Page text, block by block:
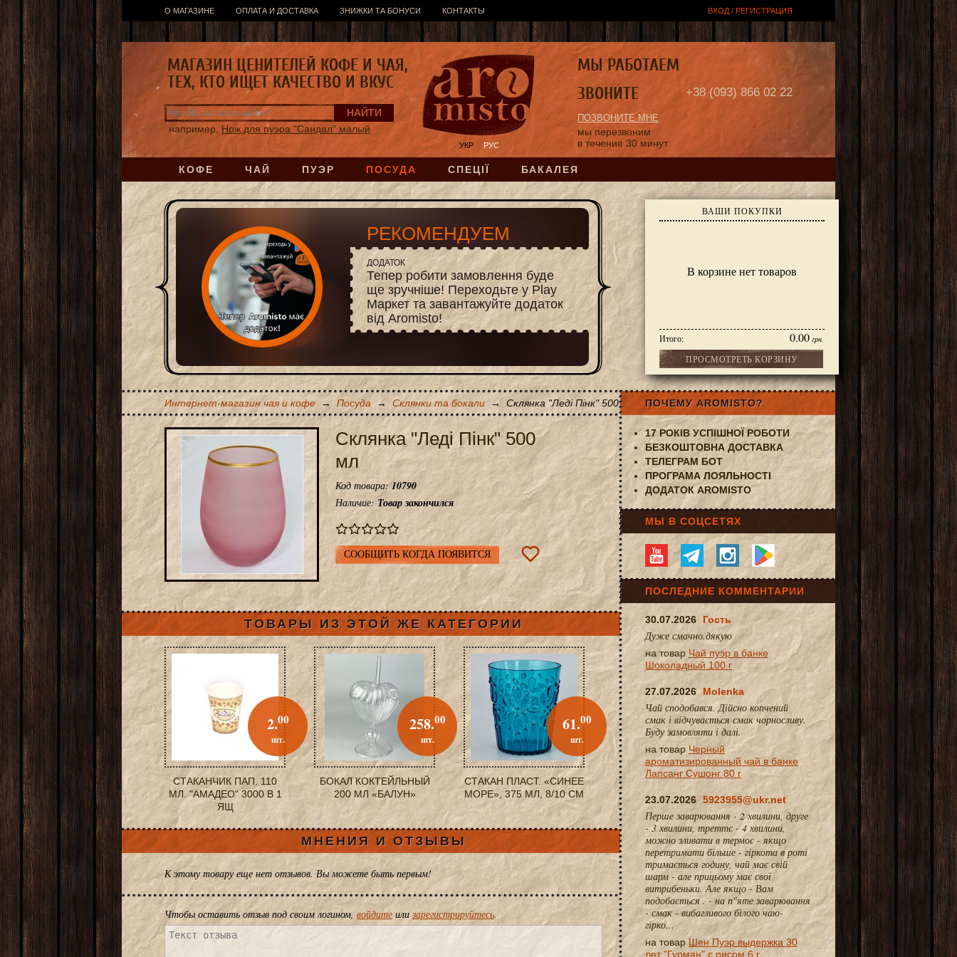
О МАГАЗИНЕ ОПЛАТА И ДОСТАВКА ЗНИЖКИ ТА БОНУСИ КОНТАКТЫ ВХОД / РЕГИСТРАЦИЯ
КОФЕ ЧАЙ ПУЭР ПОСУДА СПЕЦІЇ БАКАЛЕЯ
УКР РУС
например, Нож для пуэра "Сандал" малый
ВАШИ ПОКУПКИ
В корзине нет товаров
Итого: 0.00 грн.
ПРОСМОТРЕТЬ КОРЗИНУ
+38 (093) 866 02 22
ПОЗВОНИТЕ МНЕ
мы перезвоним
в течение 30 минут
МАГАЗИН ЦЕНИТЕЛЕЙ КОФЕ И ЧАЯ,
ТЕХ, КТО ИЩЕТ КАЧЕСТВО И ВКУС
МЫ РАБОТАЕМ
ЗВОНИТЕ
РЕКОМЕНДУЕМ
ДОДАТОК
Тепер робити замовлення буде
ще зручніше! Переходьте у Play
Маркет та завантажуйте додаток
від Aromisto!
Интернет-магазин чая и кофе → Посуда → Склянки та бокали → Склянка "Леді Пінк" 500 мл
Склянка "Леді Пінк" 500
мл
Код товара:10790
Наличие: Товар закончился
СООБЩИТЬ КОГДА ПОЯВИТСЯ
ТОВАРЫ ИЗ ЭТОЙ ЖЕ КАТЕГОРИИ
СТАКАНЧИК ПАП. 110
МЛ. "АМАДЕО" 3000 В 1
ЯЩ
2.00
шт.
БОКАЛ КОКТЕЙЛЬНЫЙ
200 МЛ «БАЛУН»
258.00
шт.
СТАКАН ПЛАСТ. «СИНЕЕ
МОРЕ», 375 МЛ, 8/10 СМ
61.00
шт.
МНЕНИЯ И ОТЗЫВЫ
К этому товару еще нет отзывов. Вы можете быть первым!
Чтобы оставить отзыв под своим логином, войдите или зарегистрируйтесь.
ПОЧЕМУ AROMISTO?
17 РОКІВ УСПІШНОЇ РОБОТИ
БЕЗКОШТОВНА ДОСТАВКА
ТЕЛЕГРАМ БОТ
ПРОГРАМА ЛОЯЛЬНОСТІ
ДОДАТОК AROMISTO
МЫ В СОЦСЕТЯХ
ПОСЛЕДНИЕ КОММЕНТАРИИ
30.07.2026 Гость
Дуже смачно.дякую
на товар Чай пуэр в банке
Шоколадный 100 г
27.07.2026 Molenka
Чай сподобався. Дійсно копчений
смак і відчувається смак чорносливу.
Буду замовляти і далі.
на товар Черный
ароматизированный чай в банке
Лапсанг Сушонг 80 г
23.07.2026 5923955@ukr.net
Перше заварювання - 2 хвилини, друге
- 3 хвилини, треттє - 4 хвилини,
можно зливати в термос - якщо
перетримати більше - гіркота в роті
тримається годину, чай має свій
шарм - але прицьому має свої
витрибеньки. Але якщо - Вам
подобається . - на п"яте заварювання
- смак - вибагливого білого чаю-
гірко...
на товар Шен Пуэр выдержка 30
лет "Гурман" с рисом 6 г